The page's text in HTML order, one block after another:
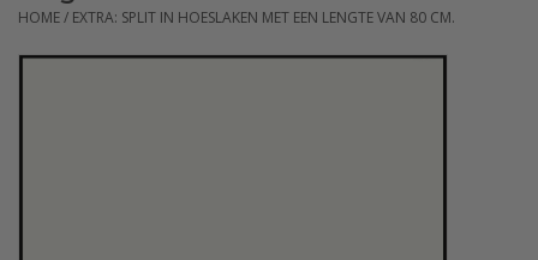
HOME/ EXTRA: SPLIT IN HOESLAKEN MET EEN LENGTE VAN 80 CM.